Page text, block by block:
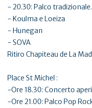
- 20.30: Palco
- Koulma e Loeiza
- Hunegan
- SOVA
Ritiro Chapiteau de La
Place St Michel :
-Ore 18.30: Concerto
-Ore 21.00: Palco Pop